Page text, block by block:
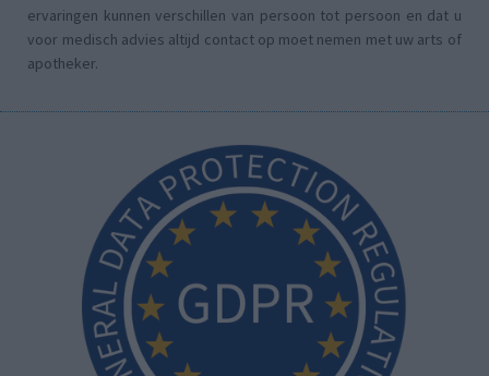
ervaringen kunnen verschillen van persoon tot persoon en dat u
voor medisch advies altijd contact op moet nemen met uw arts of
apotheker.